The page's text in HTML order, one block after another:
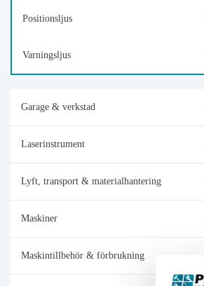
Positionsljus
Varningsljus
Garage & verkstad
Laserinstrument
Lyft, transport & materialhantering
Maskiner
Maskintillbehör & förbrukning